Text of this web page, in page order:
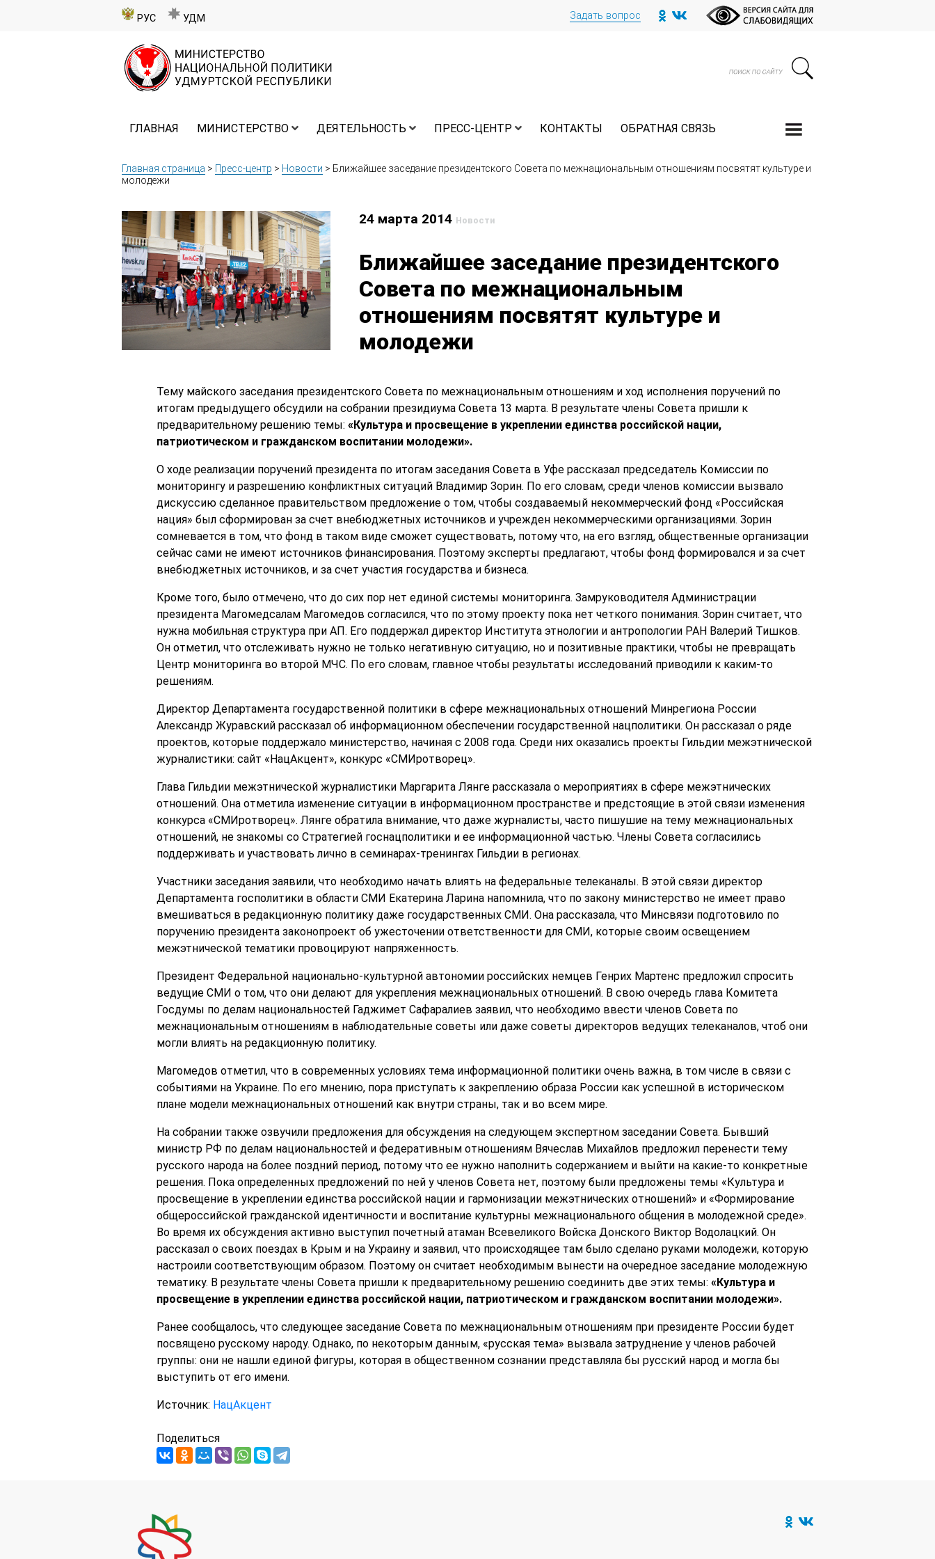
РУС УДМ Задать вопрос
ГЛАВНАЯ МИНИСТЕРСТВО ДЕЯТЕЛЬНОСТЬ ПРЕСС-ЦЕНТР КОНТАКТЫ ОБРАТНАЯ СВЯЗЬ
Главная страница > Пресс-центр > Новости > Ближайшее заседание президентского Совета по межнациональным отношениям посвятят культуре и
молодежи
24 марта 2014 Новости
Ближайшее заседание президентского
Совета по межнациональным
отношениям посвятят культуре и
молодежи
Тему майского заседания президентского Совета по межнациональным отношениям и ход исполнения поручений по
итогам предыдущего обсудили на собрании президиума Совета 13 марта. В результате члены Совета пришли к
предварительному решению темы: «Культура и просвещение в укреплении единства российской нации,
патриотическом и гражданском воспитании молодежи».
О ходе реализации поручений президента по итогам заседания Совета в Уфе рассказал председатель Комиссии по
мониторингу и разрешению конфликтных ситуаций Владимир Зорин. По его словам, среди членов комиссии вызвало
дискуссию сделанное правительством предложение о том, чтобы создаваемый некоммерческий фонд «Российская
нация» был сформирован за счет внебюджетных источников и учрежден некоммерческими организациями. Зорин
сомневается в том, что фонд в таком виде сможет существовать, потому что, на его взгляд, общественные организации
сейчас сами не имеют источников финансирования. Поэтому эксперты предлагают, чтобы фонд формировался и за счет
внебюджетных источников, и за счет участия государства и бизнеса.
Кроме того, было отмечено, что до сих пор нет единой системы мониторинга. Замруководителя Администрации
президента Магомедсалам Магомедов согласился, что по этому проекту пока нет четкого понимания. Зорин считает, что
нужна мобильная структура при АП. Его поддержал директор Института этнологии и антропологии РАН Валерий Тишков.
Он отметил, что отслеживать нужно не только негативную ситуацию, но и позитивные практики, чтобы не превращать
Центр мониторинга во второй МЧС. По его словам, главное чтобы результаты исследований приводили к каким-то
решениям.
Директор Департамента государственной политики в сфере межнациональных отношений Минрегиона России
Александр Журавский рассказал об информационном обеспечении государственной нацполитики. Он рассказал о ряде
проектов, которые поддержало министерство, начиная с 2008 года. Среди них оказались проекты Гильдии межэтнической
журналистики: сайт «НацАкцент», конкурс «СМИротворец».
Глава Гильдии межэтнической журналистики Маргарита Лянге рассказала о мероприятиях в сфере межэтнических
отношений. Она отметила изменение ситуации в информационном пространстве и предстоящие в этой связи изменения
конкурса «СМИротворец». Лянге обратила внимание, что даже журналисты, часто пишушие на тему межнациональных
отношений, не знакомы со Стратегией госнацполитики и ее информационной частью. Члены Совета согласились
поддерживать и участвовать лично в семинарах-тренингах Гильдии в регионах.
Участники заседания заявили, что необходимо начать влиять на федеральные телеканалы. В этой связи директор
Департамента госполитики в области СМИ Екатерина Ларина напомнила, что по закону министерство не имеет право
вмешиваться в редакционную политику даже государственных СМИ. Она рассказала, что Минсвязи подготовило по
поручению президента законопроект об ужесточении ответственности для СМИ, которые своим освещением
межэтнической тематики провоцируют напряженность.
Президент Федеральной национально-культурной автономии российских немцев Генрих Мартенс предложил спросить
ведущие СМИ о том, что они делают для укрепления межнациональных отношений. В свою очередь глава Комитета
Госдумы по делам национальностей Гаджимет Сафаралиев заявил, что необходимо ввести членов Совета по
межнациональным отношениям в наблюдательные советы или даже советы директоров ведущих телеканалов, чтоб они
могли влиять на редакционную политику.
Магомедов отметил, что в современных условиях тема информационной политики очень важна, в том числе в связи с
событиями на Украине. По его мнению, пора приступать к закреплению образа России как успешной в историческом
плане модели межнациональных отношений как внутри страны, так и во всем мире.
На собрании также озвучили предложения для обсуждения на следующем экспертном заседании Совета. Бывший
министр РФ по делам национальностей и федеративным отношениям Вячеслав Михайлов предложил перенести тему
русского народа на более поздний период, потому что ее нужно наполнить содержанием и выйти на какие-то конкретные
решения. Пока определенных предложений по ней у членов Совета нет, поэтому были предложены темы «Культура и
просвещение в укреплении единства российской нации и гармонизации межэтнических отношений» и «Формирование
общероссийской гражданской идентичности и воспитание культурны межнационального общения в молодежной среде».
Во время их обсуждения активно выступил почетный атаман Всевеликого Войска Донского Виктор Водолацкий. Он
рассказал о своих поездах в Крым и на Украину и заявил, что происходящее там было сделано руками молодежи, которую
настроили соответствующим образом. Поэтому он считает необходимым вынести на очередное заседание молодежную
тематику. В результате члены Совета пришли к предварительному решению соединить две этих темы: «Культура и
просвещение в укреплении единства российской нации, патриотическом и гражданском воспитании молодежи».
Ранее сообщалось, что следующее заседание Совета по межнациональным отношениям при президенте России будет
посвящено русскому народу. Однако, по некоторым данным, «русская тема» вызвала затруднение у членов рабочей
группы: они не нашли единой фигуры, которая в общественном сознании представляла бы русский народ и могла бы
выступить от его имени.
Источник: НацАкцент
Поделиться